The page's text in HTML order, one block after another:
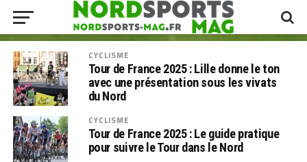
CYCLISME
Tour de France 2025 : Lille donne le ton
avec une présentation sous les vivats
du Nord
CYCLISME
Tour de France 2025 : Le guide pratique
pour suivre le Tour dans le Nord